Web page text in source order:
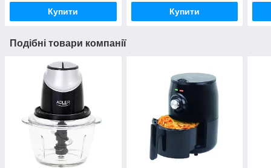
Купити Купити
Подібні товари компанії